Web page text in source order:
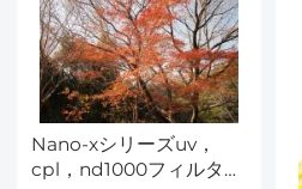
Nano-xシリーズuv，
cpl，nd1000フィルター